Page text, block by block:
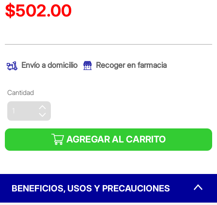
Precio reducido de
$502.00
Envío a domicilio Recoger en farmacia
Cantidad
AGREGAR AL CARRITO
BENEFICIOS, USOS Y PRECAUCIONES